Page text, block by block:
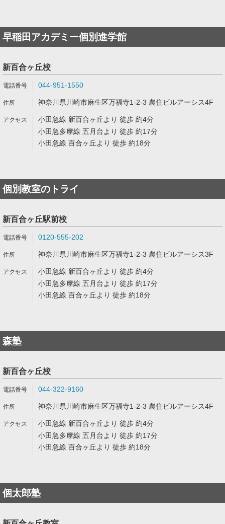
早稲田アカデミー個別進学館
新百合ヶ丘校
044-951-1550
神奈川県川崎市麻生区万福寺1-2-3 農住ビルアーシス4F
小田急線 新百合ヶ丘より 徒歩 約4分
小田急多摩線 五月台より 徒歩 約17分
小田急線 百合ヶ丘より 徒歩 約18分
個別教室のトライ
新百合ヶ丘駅前校
0120-555-202
神奈川県川崎市麻生区万福寺1-2-3 農住ビルアーシス3F
小田急線 新百合ヶ丘より 徒歩 約4分
小田急多摩線 五月台より 徒歩 約17分
小田急線 百合ヶ丘より 徒歩 約18分
森塾
新百合ヶ丘校
044-322-9160
神奈川県川崎市麻生区万福寺1-2-3 農住ビルアーシス4F
小田急線 新百合ヶ丘より 徒歩 約4分
小田急多摩線 五月台より 徒歩 約17分
小田急線 百合ヶ丘より 徒歩 約18分
個太郎塾